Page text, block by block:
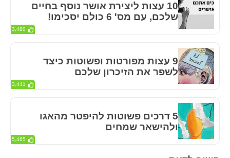
10 עצות ליצירת אושר נוסף בחיים
שלכם, עם מס' 6 כולם יסכימו!
3,480
9 עצות מפורטות ופשוטות כיצד
לשפר את הזיכרון שלכם
3,441
5 דרכים פשוטות להיפטר מהאגו
ולהישאר שמחים
5,465